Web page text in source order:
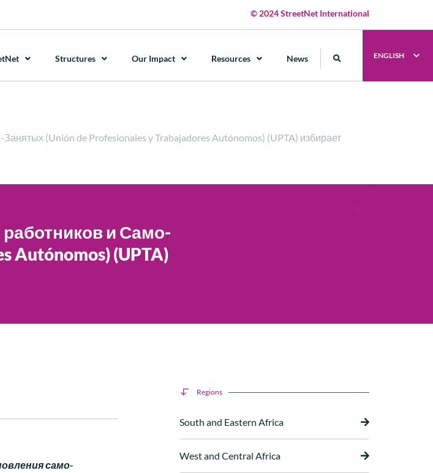
© 2024 StreetNet International
Structures Our Impact Resources News ENGLISH
(Unión de Profesionales y Trabajadores Autónomos) (UPTA) избирает
и Само-
Autónomos) (UPTA)
само-
Regions
South and Eastern Africa
West and Central Africa